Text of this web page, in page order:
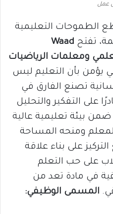
عمل
الطموحات التعليمية
تفتح Waad
ومعلمات الرياضيات
يؤمن بأن التعليم ليس
تصنع الفارق في
على التفكير والتحليل
ضمن بيئة تعليمية عالية
ومنحه المساحة
التركيز على بناء علاقة
على حب التعلم
في مادة تعد من
المسمى الوظيفي: